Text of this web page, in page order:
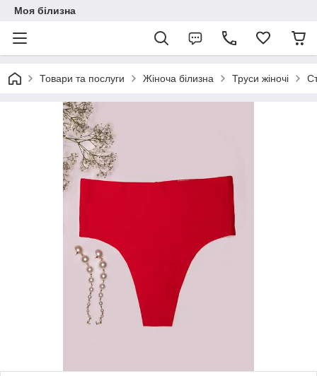
Моя білизна
Товари та послуги Жіноча білизна Труси жіночі